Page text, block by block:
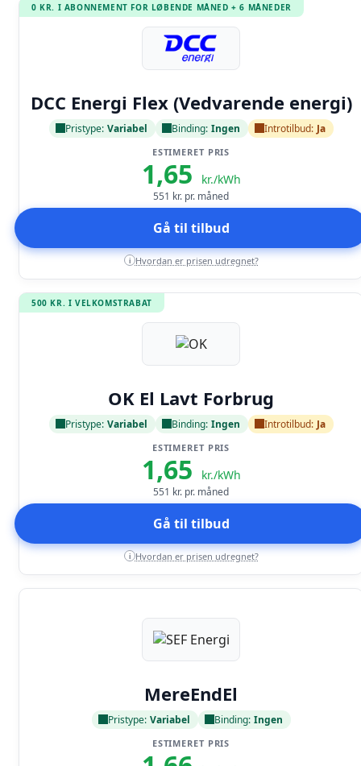
0 KR. I ABONNEMENT FOR LØBENDE MÅNED + 6 MÅNEDER
DCC Energi Flex (Vedvarende energi)
Pristype: Variabel Binding: Ingen Introtilbud: Ja
ESTIMERET PRIS
1,65 kr./kWh
551 kr. pr. måned
Gå til tilbud
i Hvordan er prisen udregnet?
500 KR. I VELKOMSTRABAT
OK El Lavt Forbrug
Pristype: Variabel Binding: Ingen Introtilbud: Ja
ESTIMERET PRIS
1,65 kr./kWh
551 kr. pr. måned
Gå til tilbud
i Hvordan er prisen udregnet?
MereEndEl
Pristype: Variabel Binding: Ingen
ESTIMERET PRIS